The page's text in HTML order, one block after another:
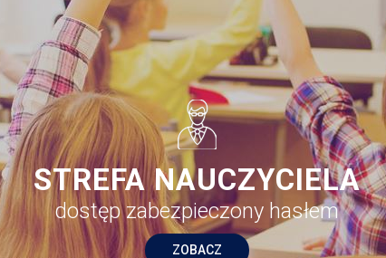
STREFA NAUCZYCIELA
dostęp zabezpieczony hasłem
ZOBACZ